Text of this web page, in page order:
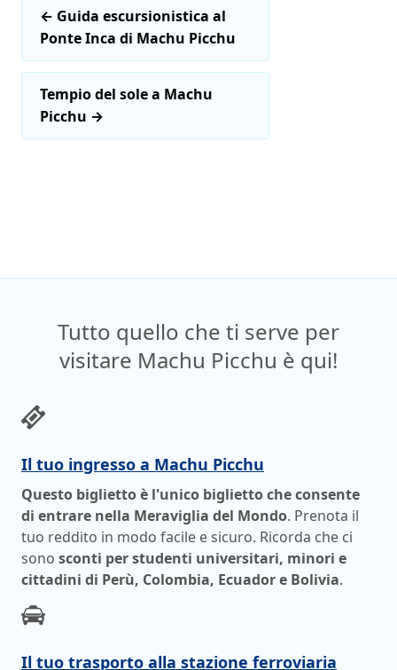
← Guida escursionistica al
Ponte Inca di Machu Picchu
Tempio del sole a Machu
Picchu →
Tutto quello che ti serve per
visitare Machu Picchu è qui!
Il tuo ingresso a Machu Picchu
Questo biglietto è l'unico biglietto che consente
di entrare nella Meraviglia del Mondo. Prenota il
tuo reddito in modo facile e sicuro. Ricorda che ci
sono sconti per studenti universitari, minori e
cittadini di Perù, Colombia, Ecuador e Bolivia.
Il tuo trasporto alla stazione ferroviaria